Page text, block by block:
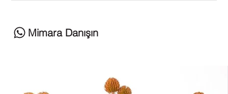
Mimara Danışın